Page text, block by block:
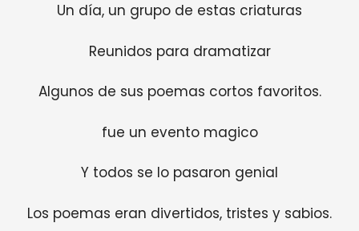
Un día, un grupo de estas criaturas
Reunidos para dramatizar
Algunos de sus poemas cortos favoritos.
fue un evento magico
Y todos se lo pasaron genial
Los poemas eran divertidos, tristes y sabios.